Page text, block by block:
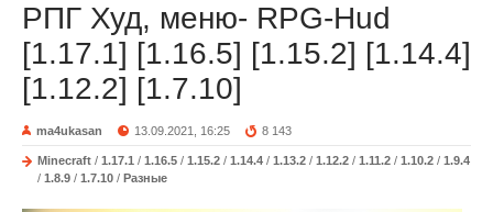
РПГ Худ, меню- RPG-Hud
[1.17.1] [1.16.5] [1.15.2] [1.14.4]
[1.12.2] [1.7.10]
ma4ukasan 13.09.2021, 16:25 8 143
Minecraft / 1.17.1 / 1.16.5 / 1.15.2 / 1.14.4 / 1.13.2 / 1.12.2 / 1.11.2 / 1.10.2 / 1.9.4
/ 1.8.9 / 1.7.10 / Разные